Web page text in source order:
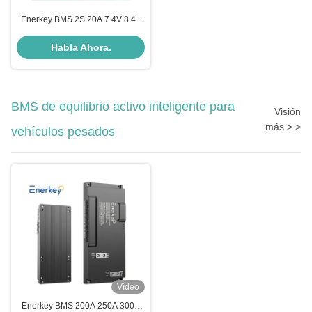
Enerkey BMS 2S 20A 7.4V 8.4V
Tabla de protección del cargador
para motocicletas eléctricas
Habla Ahora.
BMS de equilibrio activo inteligente para
vehículos pesados
Visión
más > >
Vídeo
Enerkey BMS 200A 250A 300A